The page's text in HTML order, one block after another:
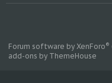
Forum software by XenForo®
add-ons by ThemeHouse